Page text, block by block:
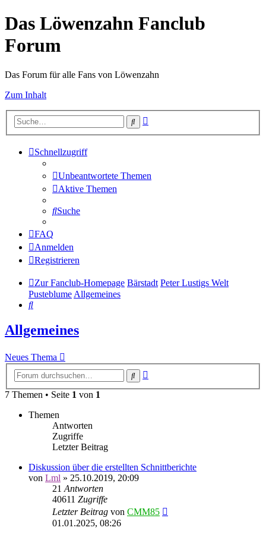
Das Löwenzahn Fanclub
Forum
Das Forum für alle Fans von Löwenzahn
Zum Inhalt
Suche
Schnellzugriff
Unbeantwortete Themen
Aktive Themen
Suche
FAQ
Anmelden
Registrieren
Zur Fanclub-Homepage Bärstadt Peter Lustigs Welt
PusteblumeAllgemeines
Suche
Allgemeines
Neues Thema
Suche
7 Themen • Seite 1 von 1
Themen
Antworten
Zugriffe
Letzter Beitrag
Diskussion über die erstellten Schnittberichte
von Lml » 25.10.2019, 20:09
21 Antworten
40611 Zugriffe
Letzter Beitrag von CMM85
01.01.2025, 08:26